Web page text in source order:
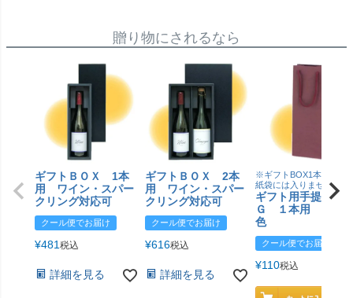
贈り物にされるなら
ギフトＢＯＸ 1本
用 ワイン・スパー
クリング対応可
クール便でお届け
¥481税込
詳細を見る
ギフトＢＯＸ 2本
用 ワイン・スパー
クリング対応可
クール便でお届け
¥616税込
詳細を見る
※ギフトBOX1本用はこ
紙袋には入りません
ギフト用手提げＢ
Ｇ １本用 エン
色
クール便でお届け
¥110税込